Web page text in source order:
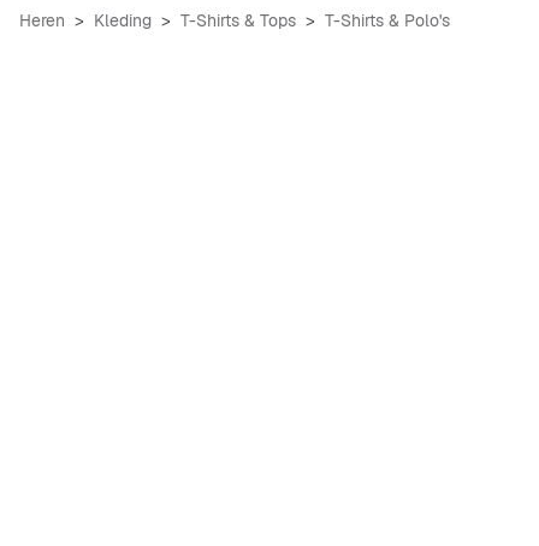
Heren Kleding T-Shirts & Tops T-Shirts & Polo's